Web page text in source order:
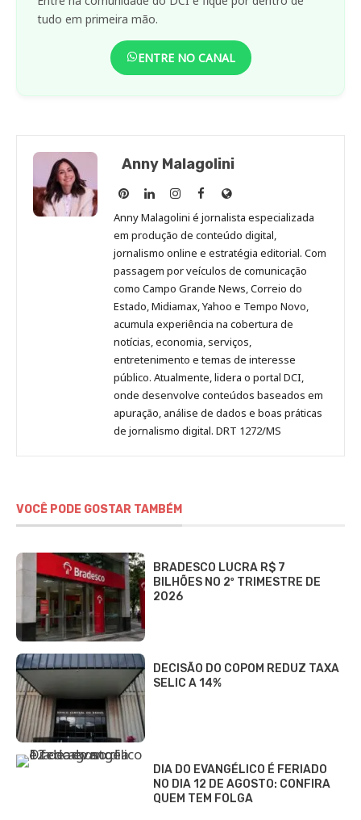
tudo em primeira mão.
ENTRE NO CANAL
Anny Malagolini
Anny
Malagolini
no
Pinterest
Anny
Malagolini
no
LinkedIn
Anny
Malagolini
no
Instagram
Anny
Malagolini
no
Facebook
Site
de
Anny
Malagolini
Anny Malagolini é jornalista especializada
em produção de conteúdo digital,
jornalismo online e estratégia editorial. Com
passagem por veículos de comunicação
como Campo Grande News, Correio do
Estado, Midiamax, Yahoo e Tempo Novo,
acumula experiência na cobertura de
notícias, economia, serviços,
entretenimento e temas de interesse
público. Atualmente, lidera o portal DCI,
onde desenvolve conteúdos baseados em
apuração, análise de dados e boas práticas
de jornalismo digital. DRT 1272/MS
VOCÊ PODE GOSTAR TAMBÉM
BRADESCO LUCRA R$ 7
BILHÕES NO 2º TRIMESTRE DE
2026
DECISÃO DO COPOM REDUZ TAXA
SELIC A 14%
DIA DO EVANGÉLICO É FERIADO
NO DIA 12 DE AGOSTO: CONFIRA
QUEM TEM FOLGA